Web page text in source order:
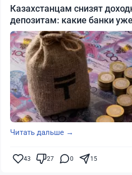
Казахстанцам снизят
депозитам: какие банки
Читать дальше →
43 27 0 15